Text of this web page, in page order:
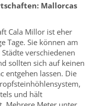
Mallorcas
Cala Millor ist eher
Tage. Sie können am
verschiedenen
sollten sich auf keinen
entgehen lassen. Die
und hält